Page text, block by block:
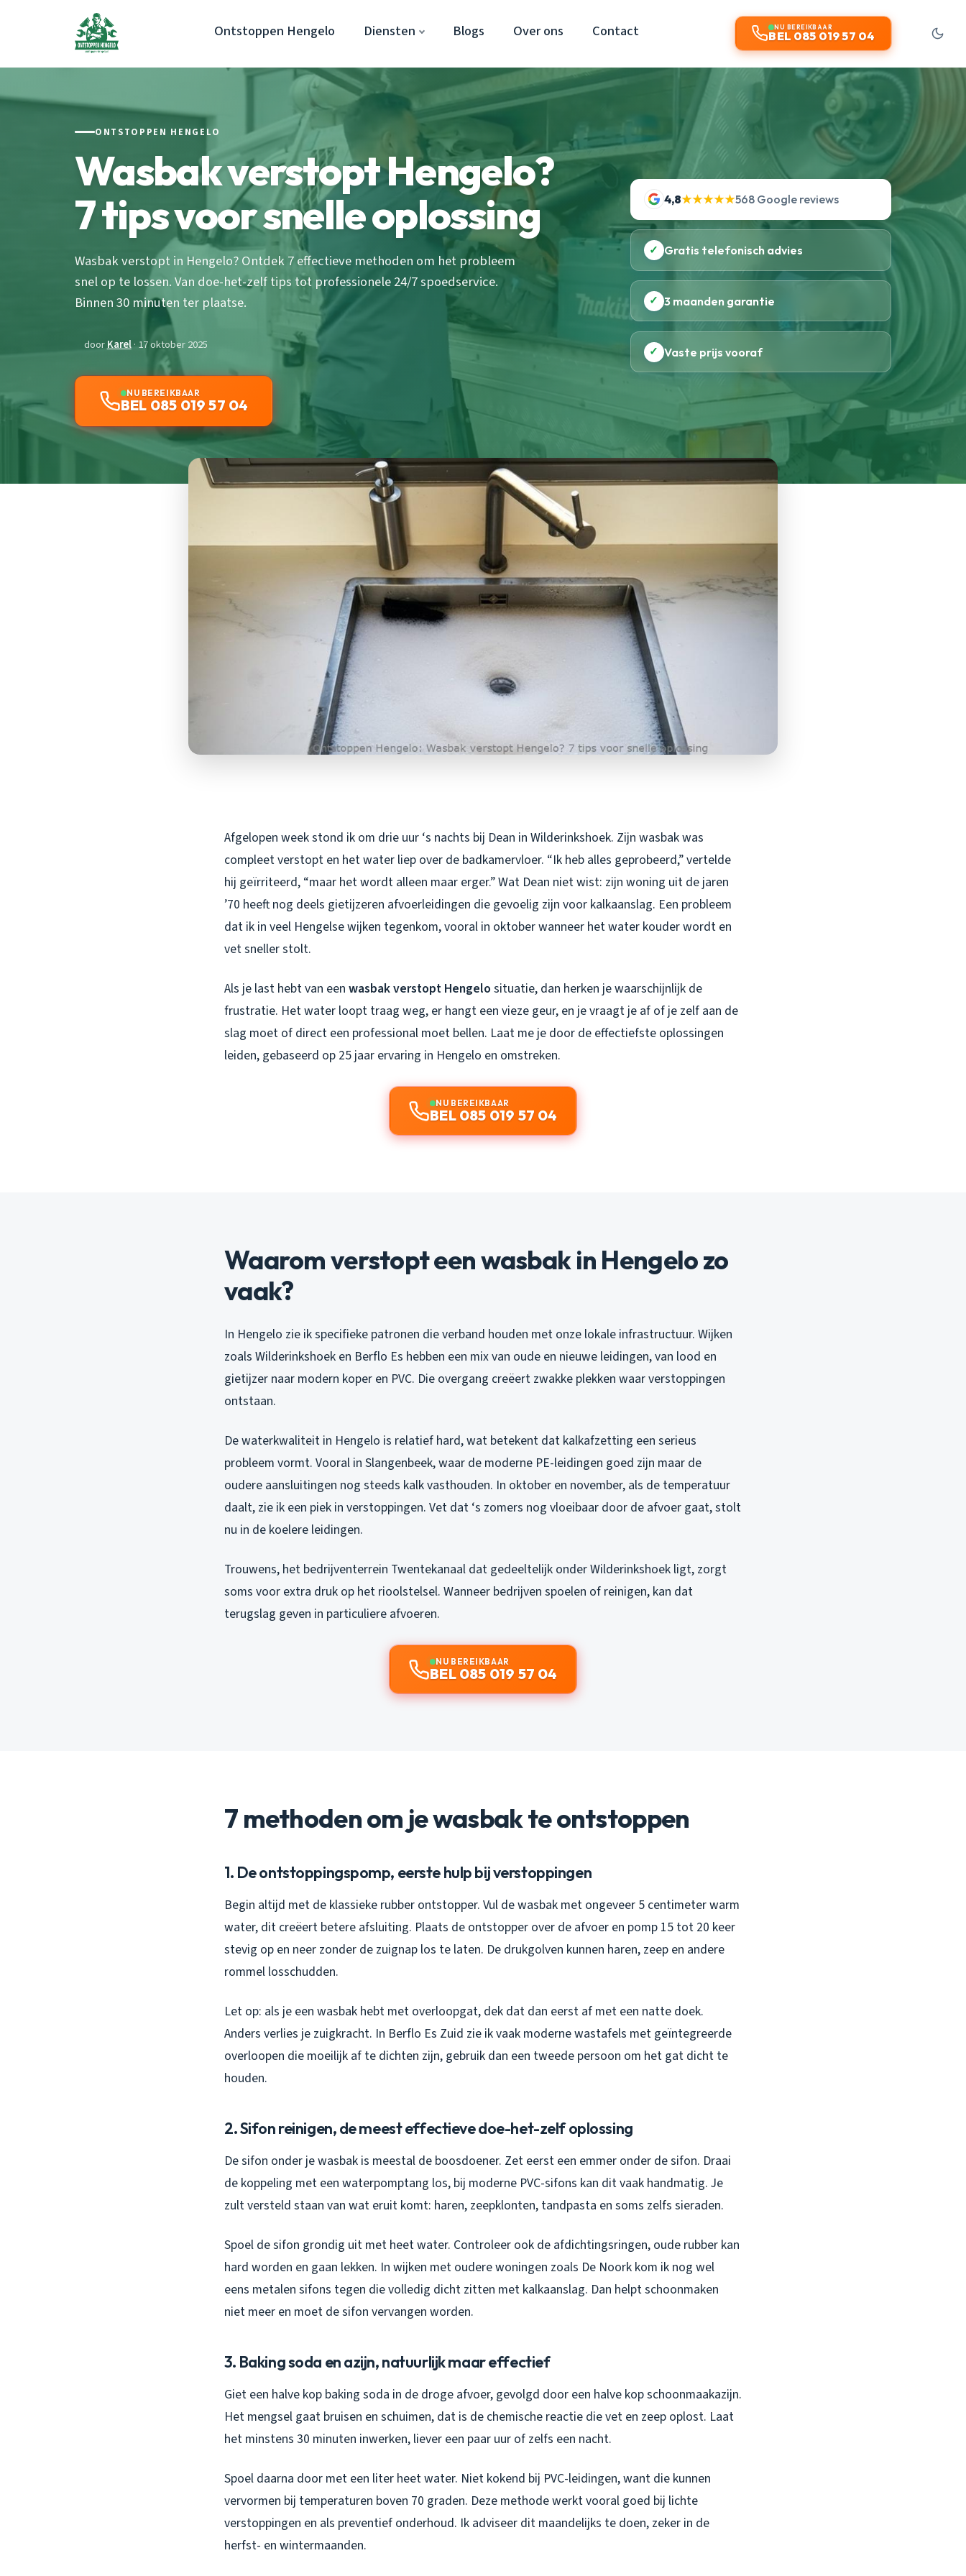
Ontstoppen Hengelo Diensten Blogs Over ons Contact NU BEREIKBAAR
BEL 085 019 57 04
ONTSTOPPEN HENGELO
Wasbak verstopt Hengelo?
7 tips voor snelle oplossing
Wasbak verstopt in Hengelo? Ontdek 7 effectieve methoden om het probleem
snel op te lossen. Van doe-het-zelf tips tot professionele 24/7 spoedservice.
Binnen 30 minuten ter plaatse.
doorKarel· 17 oktober 2025
NU BEREIKBAAR
BEL 085 019 57 04
4,8★★★★★568 Google reviews
✓ Gratis telefonisch advies
✓ 3 maanden garantie
✓ Vaste prijs vooraf
Afgelopen week stond ik om drie uur ‘s nachts bij Dean in Wilderinkshoek. Zijn wasbak was
compleet verstopt en het water liep over de badkamervloer. “Ik heb alles geprobeerd,” vertelde
hij geïrriteerd, “maar het wordt alleen maar erger.” Wat Dean niet wist: zijn woning uit de jaren
’70 heeft nog deels gietijzeren afvoerleidingen die gevoelig zijn voor kalkaanslag. Een probleem
dat ik in veel Hengelse wijken tegenkom, vooral in oktober wanneer het water kouder wordt en
vet sneller stolt.
Als je last hebt van een wasbak verstopt Hengelo situatie, dan herken je waarschijnlijk de
frustratie. Het water loopt traag weg, er hangt een vieze geur, en je vraagt je af of je zelf aan de
slag moet of direct een professional moet bellen. Laat me je door de effectiefste oplossingen
leiden, gebaseerd op 25 jaar ervaring in Hengelo en omstreken.
NU BEREIKBAAR
BEL 085 019 57 04
Waarom verstopt een wasbak in Hengelo zo
vaak?
In Hengelo zie ik specifieke patronen die verband houden met onze lokale infrastructuur. Wijken
zoals Wilderinkshoek en Berflo Es hebben een mix van oude en nieuwe leidingen, van lood en
gietijzer naar modern koper en PVC. Die overgang creëert zwakke plekken waar verstoppingen
ontstaan.
De waterkwaliteit in Hengelo is relatief hard, wat betekent dat kalkafzetting een serieus
probleem vormt. Vooral in Slangenbeek, waar de moderne PE-leidingen goed zijn maar de
oudere aansluitingen nog steeds kalk vasthouden. In oktober en november, als de temperatuur
daalt, zie ik een piek in verstoppingen. Vet dat ‘s zomers nog vloeibaar door de afvoer gaat, stolt
nu in de koelere leidingen.
Trouwens, het bedrijventerrein Twentekanaal dat gedeeltelijk onder Wilderinkshoek ligt, zorgt
soms voor extra druk op het rioolstelsel. Wanneer bedrijven spoelen of reinigen, kan dat
terugslag geven in particuliere afvoeren.
NU BEREIKBAAR
BEL 085 019 57 04
7 methoden om je wasbak te ontstoppen
1. De ontstoppingspomp, eerste hulp bij verstoppingen
Begin altijd met de klassieke rubber ontstopper. Vul de wasbak met ongeveer 5 centimeter warm
water, dit creëert betere afsluiting. Plaats de ontstopper over de afvoer en pomp 15 tot 20 keer
stevig op en neer zonder de zuignap los te laten. De drukgolven kunnen haren, zeep en andere
rommel losschudden.
Let op: als je een wasbak hebt met overloopgat, dek dat dan eerst af met een natte doek.
Anders verlies je zuigkracht. In Berflo Es Zuid zie ik vaak moderne wastafels met geïntegreerde
overloopen die moeilijk af te dichten zijn, gebruik dan een tweede persoon om het gat dicht te
houden.
2. Sifon reinigen, de meest effectieve doe-het-zelf oplossing
De sifon onder je wasbak is meestal de boosdoener. Zet eerst een emmer onder de sifon. Draai
de koppeling met een waterpomptang los, bij moderne PVC-sifons kan dit vaak handmatig. Je
zult versteld staan van wat eruit komt: haren, zeepklonten, tandpasta en soms zelfs sieraden.
Spoel de sifon grondig uit met heet water. Controleer ook de afdichtingsringen, oude rubber kan
hard worden en gaan lekken. In wijken met oudere woningen zoals De Noork kom ik nog wel
eens metalen sifons tegen die volledig dicht zitten met kalkaanslag. Dan helpt schoonmaken
niet meer en moet de sifon vervangen worden.
3. Baking soda en azijn, natuurlijk maar effectief
Giet een halve kop baking soda in de droge afvoer, gevolgd door een halve kop schoonmaakazijn.
Het mengsel gaat bruisen en schuimen, dat is de chemische reactie die vet en zeep oplost. Laat
het minstens 30 minuten inwerken, liever een paar uur of zelfs een nacht.
Spoel daarna door met een liter heet water. Niet kokend bij PVC-leidingen, want die kunnen
vervormen bij temperaturen boven 70 graden. Deze methode werkt vooral goed bij lichte
verstoppingen en als preventief onderhoud. Ik adviseer dit maandelijks te doen, zeker in de
herfst- en wintermaanden.